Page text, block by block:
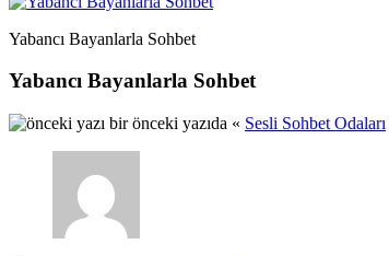
Yabancı Bayanlarla Sohbet
Yabancı Bayanlarla Sohbet
bir önceki yazıda « Sesli Sohbet Odaları